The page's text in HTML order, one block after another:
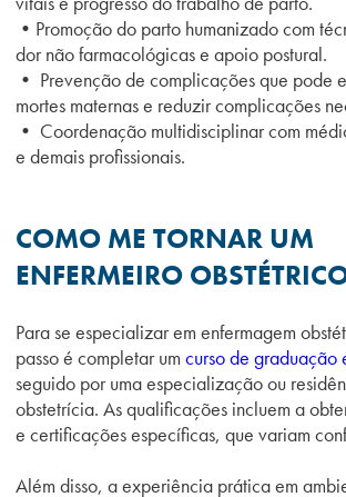
•Promoção do parto humanizado com
dor não farmacológicas e apoio postural.
• Prevenção de complicações que pode
mortes maternas e reduzir complicações
• Coordenação multidisciplinar com
e demais profissionais.
COMO ME TORNAR UM
ENFERMEIRO
Para se especializar em enfermagem
passo é completar um curso de graduação
seguido por uma especialização ou
obstetrícia. As qualificações incluem a
e certificações específicas, que variam
Além disso, a experiência prática em